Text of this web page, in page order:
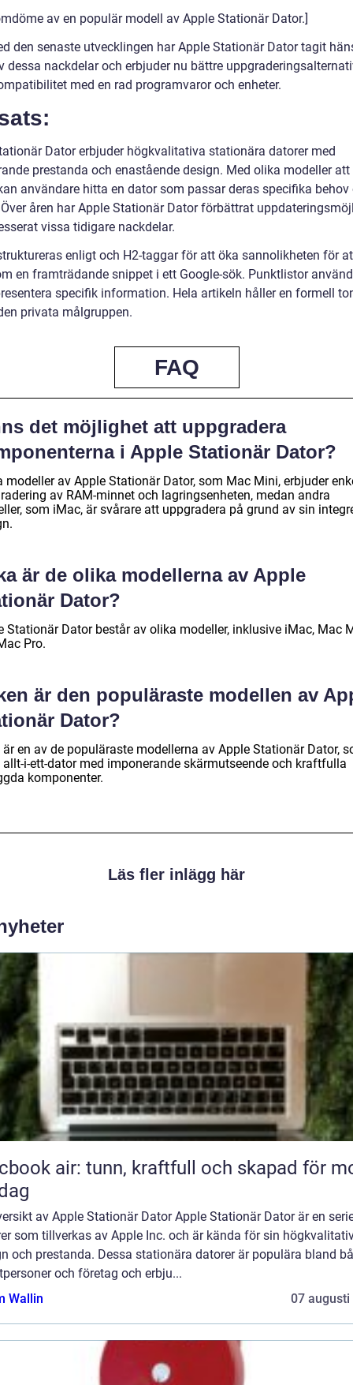
av en populär modell av Apple Stationär Dator.]
den senaste utvecklingen har Apple Stationär Dator tagit
dessa nackdelar och erbjuder nu bättre
med en rad programvaror och enheter.
Dator erbjuder högkvalitativa stationära datorer med
prestanda och enastående design. Med olika modeller
användare hitta en dator som passar deras specifika behov
åren har Apple Stationär Dator förbättrat
vissa tidigare nackdelar.
enligt och H2-taggar för att öka sannolikheten för
en framträdande snippet i ett Google-sök. Punktlistor
specifik information. Hela artikeln håller en formell
privata målgruppen.
FAQ
det möjlighet att uppgradera
i Apple Stationär Dator?
modeller av Apple Stationär Dator, som Mac Mini, erbjuder
av RAM-minnet och lagringsenheten, medan andra
som iMac, är svårare att uppgradera på grund av sin
är de olika modellerna av Apple
Dator?
Stationär Dator består av olika modeller, inklusive iMac, Mac
Pro.
är den populäraste modellen av
Dator?
en av de populäraste modellerna av Apple Stationär Dator,
allt-i-ett-dator med imponerande skärmutseende och kraftfulla
komponenter.
Läs fler inlägg här
air: tunn, kraftfull och skapad för
av Apple Stationär Dator Apple Stationär Dator är en
som tillverkas av Apple Inc. och är kända för sin
och prestanda. Dessa stationära datorer är populära bland
och företag och erbju...
Wallin
07 augusti